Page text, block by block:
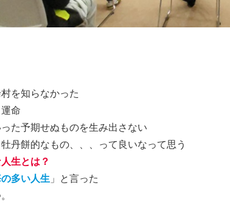
を知らなかった
命
た予期せぬものを生み出さない
丹餅的なもの、、、って良いなって思う
生とは？
多い人生 」と言った